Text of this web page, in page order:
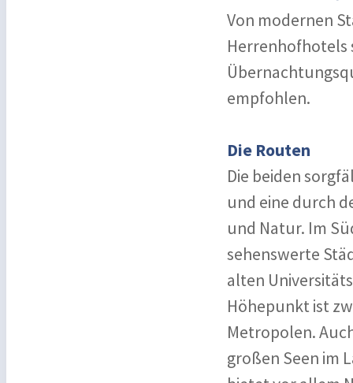
Von modernen
Herrenhofhotels
empfohlen.
Die Routen
Die beiden
und eine durch
und Natur. Im
sehenswerte
alten
Höhepunkt ist
Metropolen.
großen Seen im